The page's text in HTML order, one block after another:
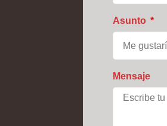
Asunto
Mensaje